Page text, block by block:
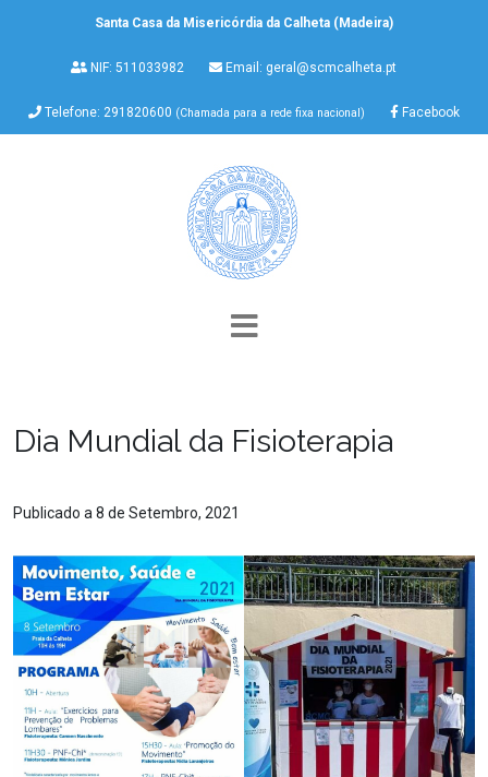
Santa Casa da Misericórdia da Calheta (Madeira)
NIF: 511033982 Email: geral@scmcalheta.pt
Telefone: 291820600 (Chamada para a rede fixa nacional) Facebook
Dia Mundial da Fisioterapia
Publicado a 8 de Setembro, 2021